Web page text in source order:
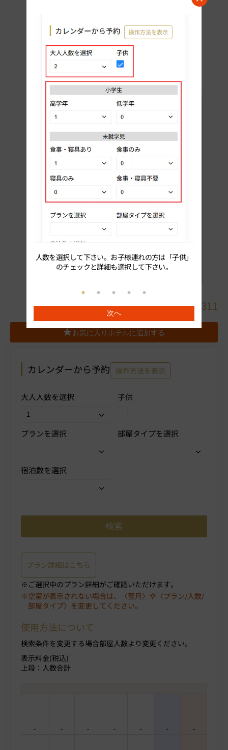
人数を選択して下さい。お子様連れの方は「子供」
のチェックと詳細も選択して下さい。
次へ 054-643-4311
地図
お気に入りホテルに追加する
カレンダーから予約 操作方法を表示
大人人数を選択 子供
プランを選択 部屋タイプを選択
宿泊数を選択
プラン詳細はこちら
ご選択中のプラン詳細がご確認いただけます。
空室が表示されない場合は、〈翌月〉や〈プラン/人数/
部屋タイプ〉を変更してください。
使用方法について
検索条件を変更する場合部屋人数より変更ください。
表示料金(税込)
上段：人数合計
- - - - - - -